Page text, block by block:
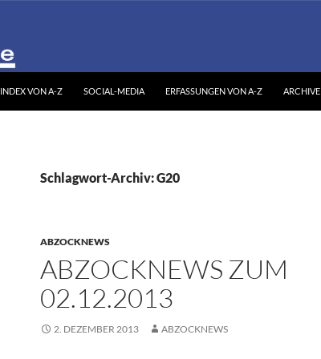
INDEX VON A-Z SOCIAL-MEDIA ERFASSUNGEN VON A-Z ARCHIVE
Schlagwort-Archiv: G20
ABZOCKNEWS
ABZOCKNEWS ZUM
02.12.2013
2. DEZEMBER 2013 ABZOCKNEWS